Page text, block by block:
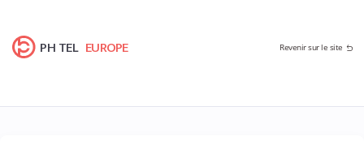
PH TEL EUROPE Revenir sur le site